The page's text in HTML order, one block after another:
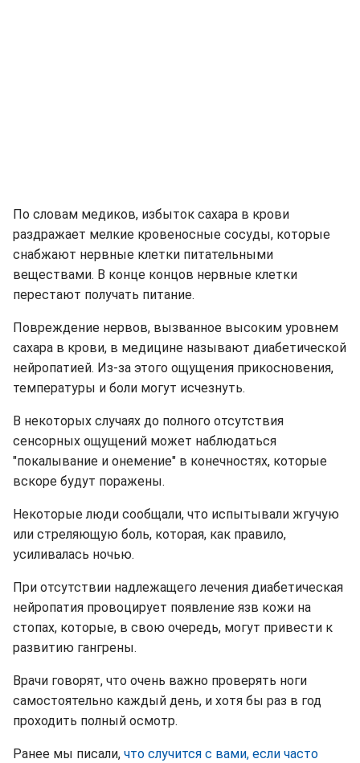
По словам медиков, избыток сахара в крови
раздражает мелкие кровеносные сосуды, которые
снабжают нервные клетки питательными
веществами. В конце концов нервные клетки
перестают получать питание.
Повреждение нервов, вызванное высоким уровнем
сахара в крови, в медицине называют диабетической
нейропатией. Из-за этого ощущения прикосновения,
температуры и боли могут исчезнуть.
В некоторых случаях до полного отсутствия
сенсорных ощущений может наблюдаться
"покалывание и онемение" в конечностях, которые
вскоре будут поражены.
Некоторые люди сообщали, что испытывали жгучую
или стреляющую боль, которая, как правило,
усиливалась ночью.
При отсутствии надлежащего лечения диабетическая
нейропатия провоцирует появление язв кожи на
стопах, которые, в свою очередь, могут привести к
развитию гангрены.
Врачи говорят, что очень важно проверять ноги
самостоятельно каждый день, и хотя бы раз в год
проходить полный осмотр.
Ранее мы писали, что случится с вами, если часто